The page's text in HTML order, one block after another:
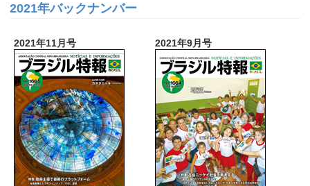
2021年バックナンバー
2021年11月号 2021年9月号